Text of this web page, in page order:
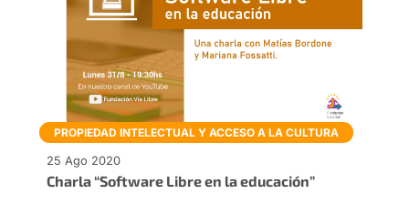
Charla “Software Libre en la educación”
25 Ago 2020
PROPIEDAD INTELECTUAL Y ACCESO A LA CULTURA